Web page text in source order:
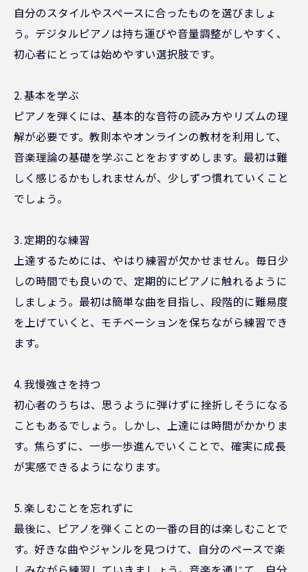
自分のスタイルやスペースに合ったものを選びましょ
う。デジタルピアノは持ち運びや音量調整がしやすく、
初心者にとっては始めやすい選択肢です。
2. 基本を学ぶ
ピアノを弾くには、基本的な音符の読み方やリズムの理
解が必要です。教則本やオンラインの教材を利用して、
音楽理論の基礎を学ぶことをおすすめします。最初は難
しく感じるかもしれませんが、少しずつ慣れていくこと
でしょう。
3. 定期的な練習
上達するためには、やはり練習が欠かせません。毎日少
しの時間でも良いので、定期的にピアノに触れるように
しましょう。最初は簡単な曲を目指し、段階的に難易度
を上げていくと、モチベーションを保ちながら練習でき
ます。
4. 我慢強さを持つ
初心者のうちは、思うように弾けずに挫折しそうになる
こともあるでしょう。しかし、上達には時間がかかりま
す。焦らずに、一歩一歩進んでいくことで、確実に成長
が実感できるようになります。
5. 楽しむことを忘れずに
最後に、ピアノを弾くことの一番の目的は楽しむことで
す。好きな曲やジャンルを見つけて、自分のペースで楽
しみながら練習していきましょう。音楽を通じて、自分